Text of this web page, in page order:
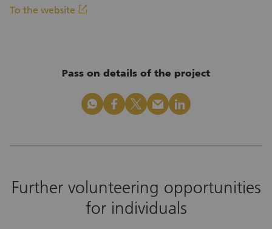
To the website linkout
Pass on details of the project
whatsapp facebook x_logo mail linkedin
Further volunteering opportunities
for individuals